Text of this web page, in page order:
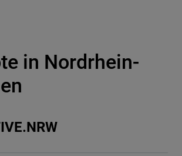
in Nordrhein-